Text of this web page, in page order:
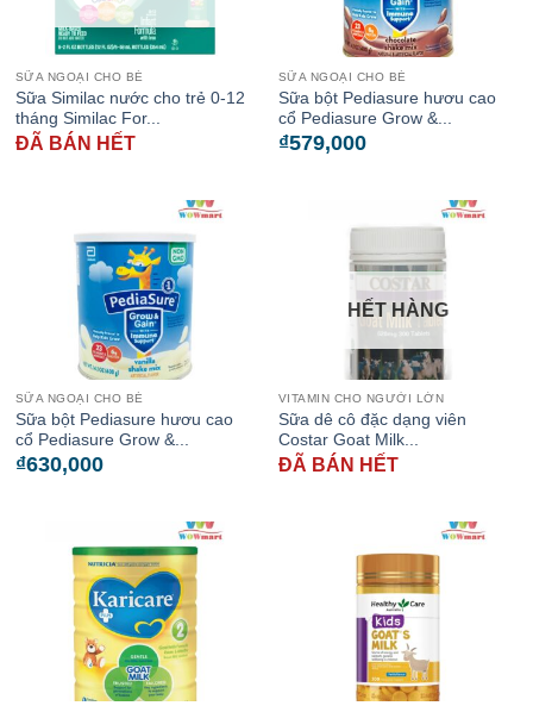
SỮA NGOẠI CHO BÉ
Sữa Similac nước cho trẻ 0-12
tháng Similac For...
ĐÃ BÁN HẾT
SỮA NGOẠI CHO BÉ
Sữa bột Pediasure hươu cao
cổ Pediasure Grow &...
₫579,000
SỮA NGOẠI CHO BÉ
Sữa bột Pediasure hươu cao
cổ Pediasure Grow &...
₫630,000
HẾT HÀNG
VITAMIN CHO NGƯỜI LỚN
Sữa dê cô đặc dạng viên
Costar Goat Milk...
ĐÃ BÁN HẾT